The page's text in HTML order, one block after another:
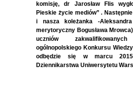
komisję, dr Jarosław Flis
Pieskie życie mediów” .
i nasza koleżanka -
merytoryczny Bogusława
uczniów
ogólnopolskiego Konkursu
odbędzie się w marcu
Dziennikarstwa Uniwersytetu